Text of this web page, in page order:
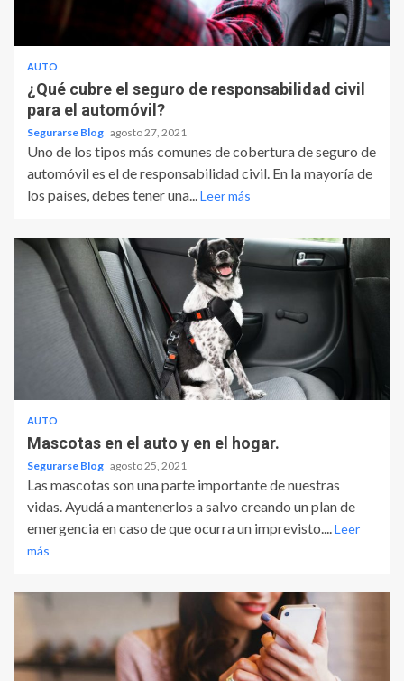
AUTO
¿Qué cubre el seguro de responsabilidad civil
para el automóvil?
Segurarse Blog agosto 27, 2021
Uno de los tipos más comunes de cobertura de seguro de
automóvil es el de responsabilidad civil. En la mayoría de
los países, debes tener una...Leer más
AUTO
Mascotas en el auto y en el hogar.
Segurarse Blog agosto 25, 2021
Las mascotas son una parte importante de nuestras
vidas. Ayudá a mantenerlos a salvo creando un plan de
emergencia en caso de que ocurra un imprevisto....Leer
más